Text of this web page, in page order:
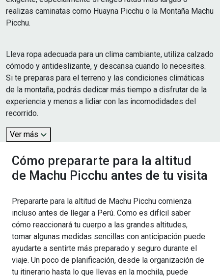
realizas caminatas como Huayna Picchu o la Montaña Machu
Picchu.
Lleva ropa adecuada para un clima cambiante, utiliza calzado
cómodo y antideslizante, y descansa cuando lo necesites.
Si te preparas para el terreno y las condiciones climáticas
de la montaña, podrás dedicar más tiempo a disfrutar de la
experiencia y menos a lidiar con las incomodidades del
recorrido.
Ver más
Cómo prepararte para la altitud
de Machu Picchu antes de tu visita
Prepararte para la altitud de Machu Picchu comienza
incluso antes de llegar a Perú. Como es difícil saber
cómo reaccionará tu cuerpo a las grandes altitudes,
tomar algunas medidas sencillas con anticipación puede
ayudarte a sentirte más preparado y seguro durante el
viaje. Un poco de planificación, desde la organización de
tu itinerario hasta lo que llevas en la mochila, puede